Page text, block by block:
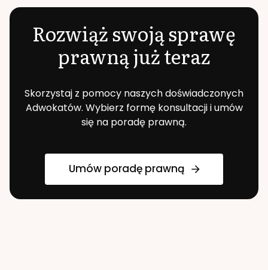
Rozwiąż swoją sprawę
prawną już teraz
Skorzystaj z pomocy naszych doświadczonych
Adwokatów. Wybierz formę konsultacji i umów
się na poradę prawną.
Umów poradę prawną